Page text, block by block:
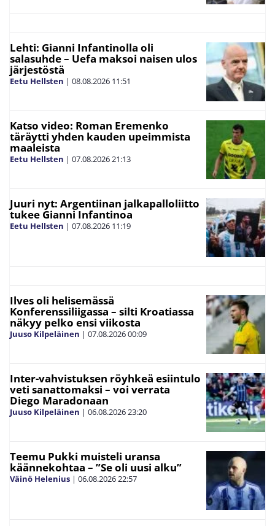
Lehti: Gianni Infantinolla oli
salasuhde – Uefa maksoi naisen ulos
järjestöstä
Eetu Hellsten | 08.08.2026 11:51
Katso video: Roman Eremenko
täräytti yhden kauden upeimmista
maaleista
Eetu Hellsten | 07.08.202621:13
Juuri nyt: Argentiinan jalkapalloliitto
tukee Gianni Infantinoa
Eetu Hellsten | 07.08.2026 11:19
Ilves oli helisemässä
Konferenssiliigassa – silti Kroatiassa
näkyy pelko ensi viikosta
Juuso Kilpeläinen | 07.08.202600:09
Inter-vahvistuksen röyhkeä esiintulo
veti sanattomaksi – voi verrata
Diego Maradonaan
Juuso Kilpeläinen | 06.08.202623:20
Teemu Pukki muisteli uransa
käännekohtaa – ”Se oli uusi alku”
Väinö Helenius | 06.08.202622:57